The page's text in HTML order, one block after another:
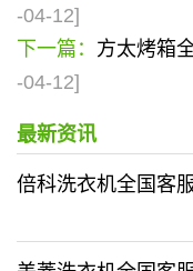
-04-12]
下一篇： 方太烤箱
-04-12]
最新资讯
倍科洗衣机全国客